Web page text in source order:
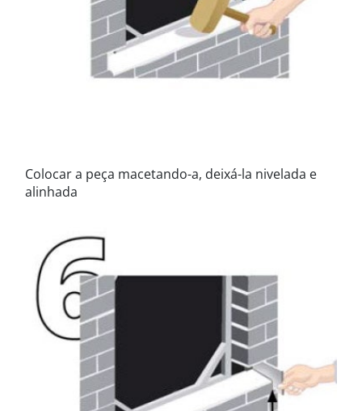
Colocar a peça macetando-a, deixá-la nivelada e
alinhada